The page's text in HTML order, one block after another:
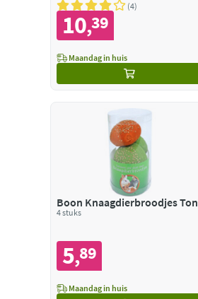
4
10,39
Maandag in huis
Boon Knaagdierbroodjes Ton
4 stuks
5,89
Maandag in huis